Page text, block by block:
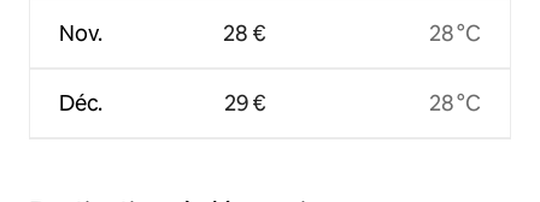
Nov.
Déc.
28 €
29 €
28 °C
28 °C